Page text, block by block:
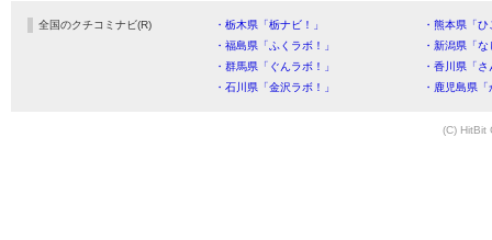
全国のクチコミナビ(R) ・栃木県「栃ナビ！」
・熊本県「
・福島県「ふくラボ！」
・新潟県「
・群馬県「ぐんラボ！」
・香川県「
・石川県「金沢ラボ！」
・鹿児島県
(C) HitBit